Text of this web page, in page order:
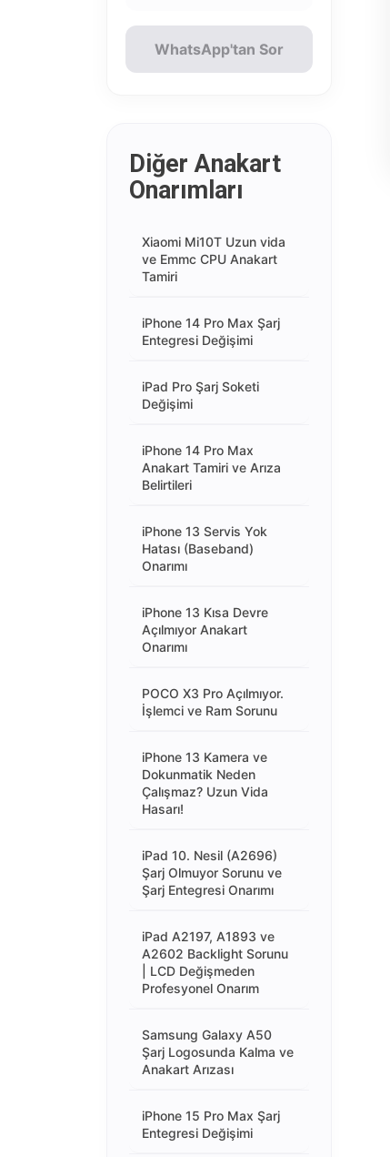
WhatsApp'tan Sor
Diğer Anakart
Onarımları
Xiaomi Mi10T Uzun vida
ve Emmc CPU Anakart
Tamiri
iPhone 14 Pro Max Şarj
Entegresi Değişimi
iPad Pro Şarj Soketi
Değişimi
iPhone 14 Pro Max
Anakart Tamiri ve Arıza
Belirtileri
iPhone 13 Servis Yok
Hatası (Baseband)
Onarımı
iPhone 13 Kısa Devre
Açılmıyor Anakart
Onarımı
POCO X3 Pro Açılmıyor.
İşlemci ve Ram Sorunu
iPhone 13 Kamera ve
Dokunmatik Neden
Çalışmaz? Uzun Vida
Hasarı!
iPad 10. Nesil (A2696)
Şarj Olmuyor Sorunu ve
Şarj Entegresi Onarımı
iPad A2197, A1893 ve
A2602 Backlight Sorunu
| LCD Değişmeden
Profesyonel Onarım
Samsung Galaxy A50
Şarj Logosunda Kalma ve
Anakart Arızası
iPhone 15 Pro Max Şarj
Entegresi Değişimi